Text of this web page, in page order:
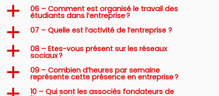
a 06 – Comment est organisé le travail des
étudiants dans l’entreprise ?
a 07 – Quelle est l’activité de l’entreprise ?
a 08 – Etes-vous présent sur les réseaux
sociaux ?
a 09 – Combien d’heures par semaine
représente cette présence en entreprise ?
10 – Qui sont les associés fondateurs de